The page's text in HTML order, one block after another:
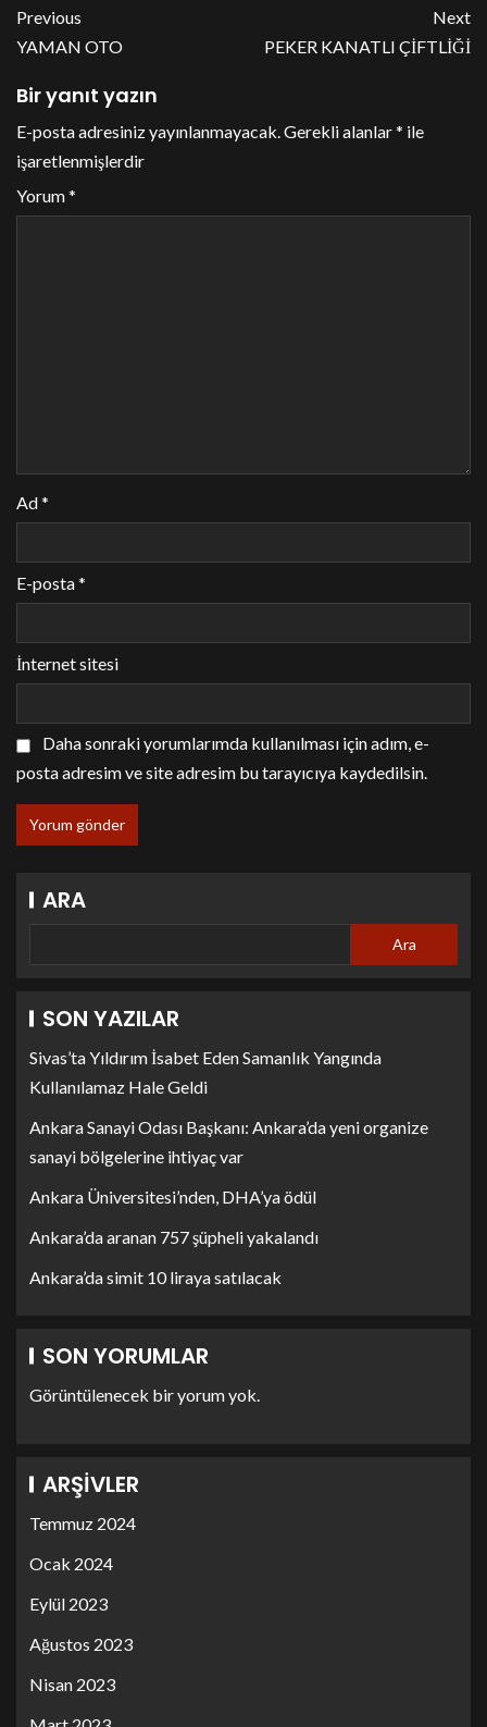
Previous
YAMAN OTO
Next
PEKER KANATLI ÇİFTLİĞİ
Bir yanıt yazın
E-posta adresiniz yayınlanmayacak.Gerekli alanlar* ile
işaretlenmişlerdir
Yorum*
Ad*
E-posta*
İnternet sitesi
Daha sonraki yorumlarımda kullanılması için adım, e-
posta adresim ve site adresim bu tarayıcıya kaydedilsin.
ARA
Ara
SON YAZILAR
Sivas’ta Yıldırım İsabet Eden Samanlık Yangında
Kullanılamaz Hale Geldi
Ankara Sanayi Odası Başkanı: Ankara’da yeni organize
sanayi bölgelerine ihtiyaç var
Ankara Üniversitesi’nden, DHA’ya ödül
Ankara’da aranan 757 şüpheli yakalandı
Ankara’da simit 10 liraya satılacak
SON YORUMLAR
Görüntülenecek bir yorum yok.
ARŞIVLER
Temmuz 2024
Ocak 2024
Eylül 2023
Ağustos 2023
Nisan 2023